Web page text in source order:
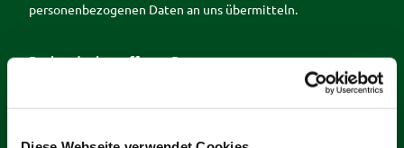
personenbezogenen Daten an uns übermitteln.
Rechte der betroffenen Person